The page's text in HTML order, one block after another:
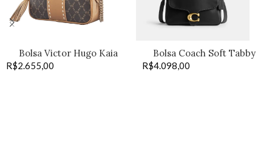
Bolsa Victor Hugo Kaia
R$2.655,00
Bolsa Coach Soft Tabby
R$4.098,00